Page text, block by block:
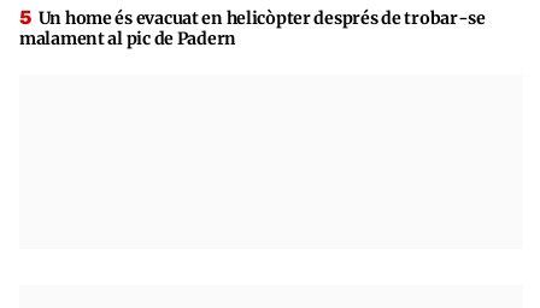
Un home és evacuat en helicòpter després de trobar-se
malament al pic de Padern